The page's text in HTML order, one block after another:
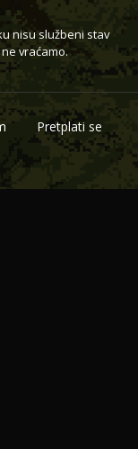
nisu službeni stav
vraćamo.
Pretplati se